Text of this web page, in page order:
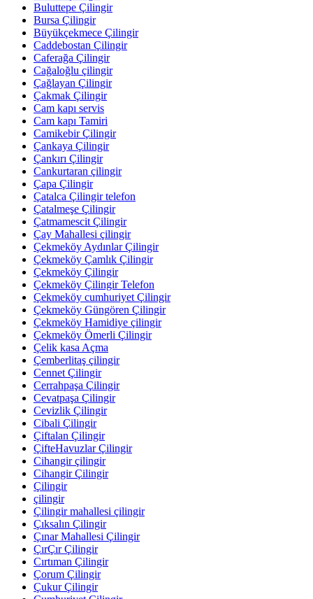
Buluttepe Çilingir
Bursa Çilingir
Büyükçekmece Çilingir
Caddebostan Çilingir
Caferağa Çilingir
Cağaloğlu çilingir
Çağlayan Çilingir
Çakmak Çilingir
Cam kapı servis
Cam kapı Tamiri
Camikebir Çilingir
Çankaya Çilingir
Çankırı Çilingir
Cankurtaran çilingir
Çapa Çilingir
Çatalca Çilingir telefon
Çatalmeşe Çilingir
Çatmamescit Çilingir
Çay Mahallesi çilingir
Çekmeköy Aydınlar Çilingir
Çekmeköy Çamlık Çilingir
Çekmeköy Çilingir
Çekmeköy Çilingir Telefon
Çekmeköy cumhuriyet Çilingir
Çekmeköy Güngören Çilingir
Çekmeköy Hamidiye çilingir
Çekmeköy Ömerli Çilingir
Çelik kasa Açma
Çemberlitaş çilingir
Cennet Çilingir
Cerrahpaşa Çilingir
Cevatpaşa Çilingir
Cevizlik Çilingir
Cibali Çilingir
Çiftalan Çilingir
ÇifteHavuzlar Çilingir
Cihangir çilingir
Cihangir Çilingir
Çilingir
çilingir
Çilingir mahallesi çilingir
Çıksalın Çilingir
Çınar Mahallesi Çilingir
ÇırÇır Çilingir
Cırtıman Çilingir
Çorum Çilingir
Çukur Çilingir